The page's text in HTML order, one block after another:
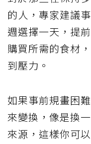
的人，專家建議
週選擇一天，提
購買所需的食材
到壓力。
如果事前規畫困
來變換，像是換
來源，這樣你可